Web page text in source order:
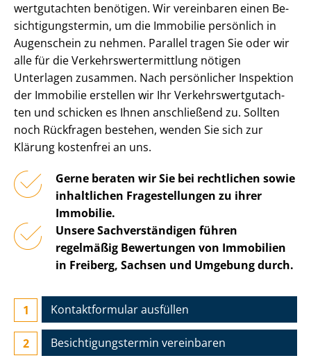
wert­gut­ach­ten benötigen. Wir vereinbaren einen Be­
sich­ti­gungs­ter­min, um die Immobilie persönlich in
Augenschein zu nehmen. Parallel tragen Sie oder wir
alle für die Ver­kehrs­wert­ermitt­lung nötigen
Unterlagen zusammen. Nach persönlicher Inspektion
der Immobilie erstellen wir Ihr Ver­kehrs­wert­gut­ach­
ten und schicken es Ihnen anschließend zu. Sollten
noch Rückfragen bestehen, wenden Sie sich zur
Klärung kostenfrei an uns.
Gerne beraten wir Sie bei rechtlichen sowie
inhaltlichen Fragestellungen zu ihrer
Immobilie.
Unsere Sach­ver­stän­di­gen führen
regelmäßig Bewertungen von Immobilien
in Freiberg, Sachsen und Umgebung durch.
Kontaktformular ausfüllen
Besichtigungs­termin vereinbaren